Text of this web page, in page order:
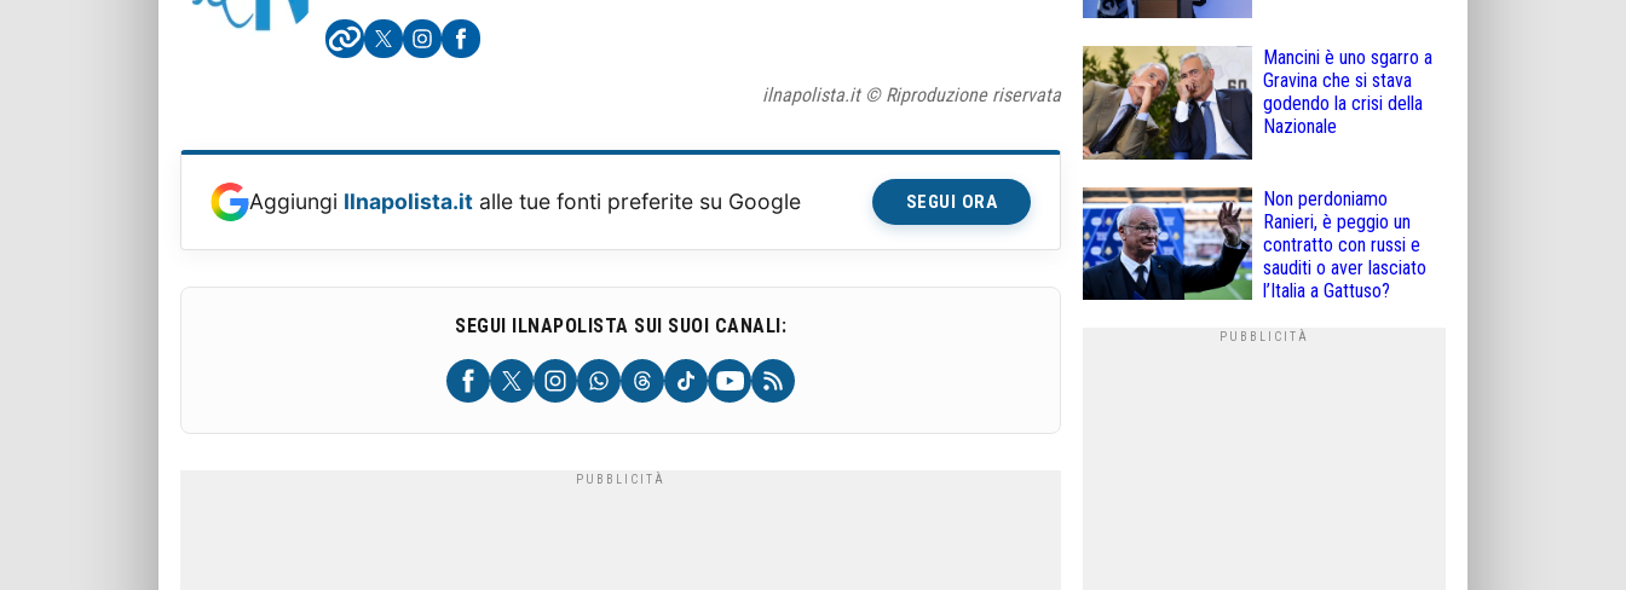
ilnapolista.it © Riproduzione riservata
Aggiungi Ilnapolista.it alle tue fonti preferite su Google SEGUI ORA
SEGUI ILNAPOLISTA SUI SUOI CANALI:
Mancini è uno sgarro a
Gravina che si stava
godendo la crisi della
Nazionale
Non perdoniamo
Ranieri, è peggio un
contratto con russi e
sauditi o aver lasciato
l’Italia a Gattuso?